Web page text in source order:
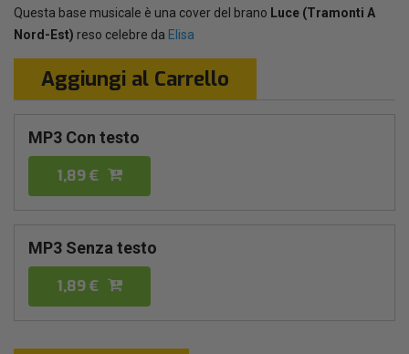
Questa base musicale è una cover del brano Luce (Tramonti A
Nord-Est) reso celebre da Elisa
Aggiungi al Carrello
MP3 Con testo
1,89 €
MP3 Senza testo
1,89 €